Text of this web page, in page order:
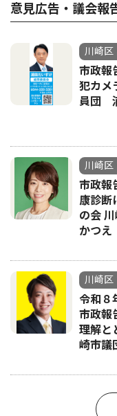
意見広告・議会報
川崎区
市政報
犯カメ
員団
川崎区
市政報
康診断
の会
かつえ
川崎区
令和８
市政報
理解と
崎市議